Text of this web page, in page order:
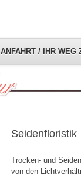
ANFAHRT / IHR WEG
Seidenfloristik
Trocken- und
von den